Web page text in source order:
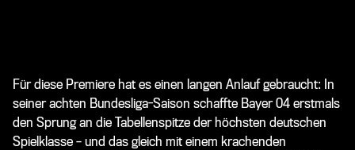
Für diese Premiere hat es einen langen Anlauf gebraucht: In
seiner achten Bundesliga-Saison schaffte Bayer 04 erstmals
den Sprung an die Tabellenspitze der höchsten deutschen
Spielklasse – und das gleich mit einem krachenden